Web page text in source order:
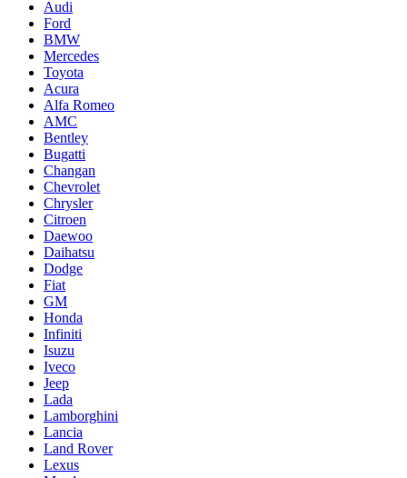
Audi
Ford
BMW
Mercedes
Toyota
Acura
Alfa Romeo
AMC
Bentley
Bugatti
Changan
Chevrolet
Chrysler
Citroen
Daewoo
Daihatsu
Dodge
Fiat
GM
Honda
Infiniti
Isuzu
Iveco
Jeep
Lada
Lamborghini
Lancia
Land Rover
Lexus